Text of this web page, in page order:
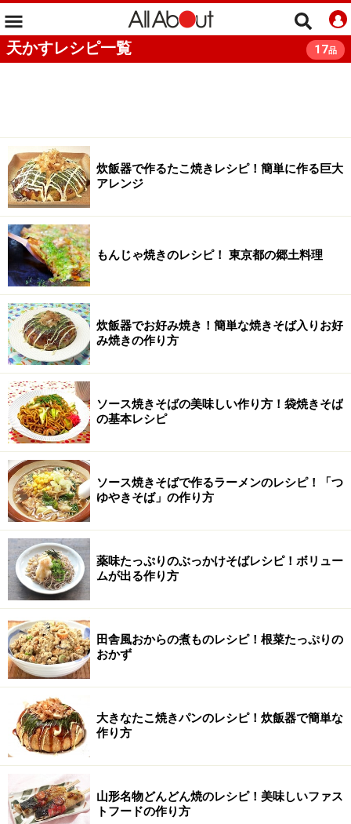
天かすレシピ一覧 17品
炊飯器で作るたこ焼きレシピ！簡単に作る巨大
アレンジ
もんじゃ焼きのレシピ！ 東京都の郷土料理
炊飯器でお好み焼き！簡単な焼きそば入りお好
み焼きの作り方
ソース焼きそばの美味しい作り方！袋焼きそば
の基本レシピ
ソース焼きそばで作るラーメンのレシピ！「つ
ゆやきそば」の作り方
薬味たっぷりのぶっかけそばレシピ！ボリュー
ムが出る作り方
田舎風おからの煮ものレシピ！根菜たっぷりの
おかず
大きなたこ焼きパンのレシピ！炊飯器で簡単な
作り方
山形名物どんどん焼のレシピ！美味しいファス
トフードの作り方